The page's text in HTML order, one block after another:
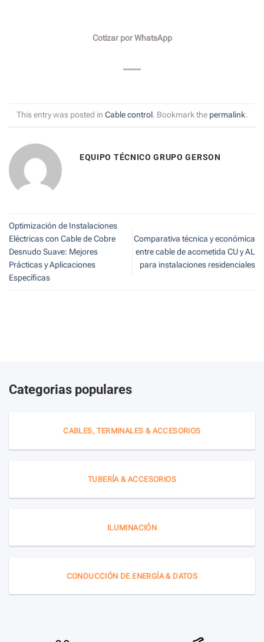
Cotizar por WhatsApp
This entry was posted in Cable control. Bookmark the permalink.
EQUIPO TÉCNICO GRUPO GERSON
Optimización de Instalaciones
Eléctricas con Cable de Cobre
Desnudo Suave: Mejores
Prácticas y Aplicaciones
Específicas
Comparativa técnica y económica
entre cable de acometida CU y AL
para instalaciones residenciales
Categorias populares
CABLES, TERMINALES & ACCESORIOS
TUBERÍA & ACCESORIOS
ILUMINACIÓN
CONDUCCIÓN DE ENERGÍA & DATOS